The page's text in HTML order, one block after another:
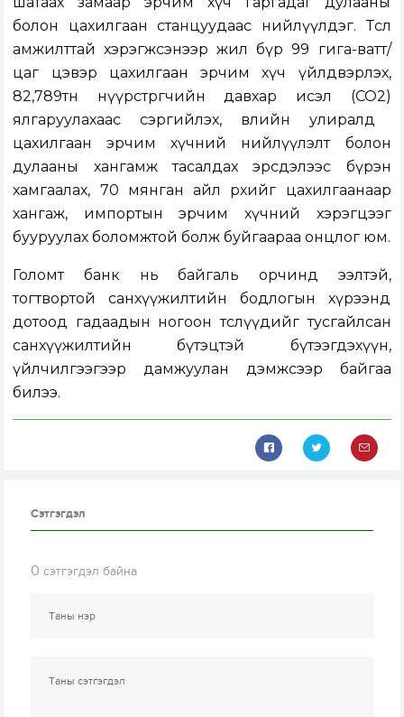
болон цахилгаан станцуудаас нийлүүлдэг. Төсөл
амжилттай хэрэгжсэнээр жил бүр 99 гига-ватт/
цаг цэвэр цахилгаан эрчим хүч үйлдвэрлэх,
82,789тн нүүрстөрөгчийн давхар исэл (CO2)
ялгаруулахаас сэргийлэх, өвлийн улиралд
цахилгаан эрчим хүчний нийлүүлэлт болон
дулааны хангамж тасалдах эрсдэлээс бүрэн
хамгаалах, 70 мянган айл өрхийг цахилгаанаар
хангаж, импортын эрчим хүчний хэрэгцээг
бууруулах боломжтой болж буйгаараа онцлог юм.
Голомт банк нь байгаль орчинд ээлтэй,
тогтвортой санхүүжилтийн бодлогын хүрээнд
дотоод гадаадын ногоон төслүүдийг тусгайлсан
санхүүжилтийн бүтэцтэй бүтээгдэхүүн,
үйлчилгээгээр дамжуулан дэмжсээр байгаа
билээ.
Сэтгэгдэл
0 сэтгэгдэл байна